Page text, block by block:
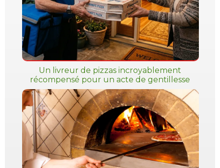
Un livreur de pizzas incroyablement
récompensé pour un acte de gentillesse